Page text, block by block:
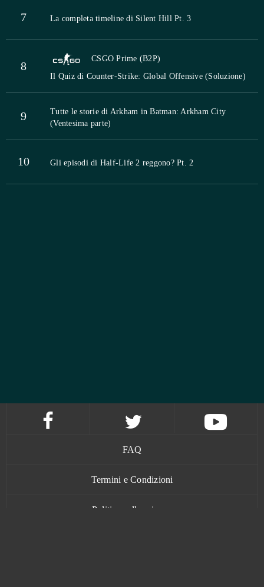
7 La completa timeline di Silent Hill Pt. 3
8
CSGO Prime (B2P)
Il Quiz di Counter-Strike: Global Offensive (Soluzione)
9
Tutte le storie di Arkham in Batman: Arkham City
(Ventesima parte)
10 Gli episodi di Half-Life 2 reggono? Pt. 2
FAQ
Termini e Condizioni
Politica sulla privacy